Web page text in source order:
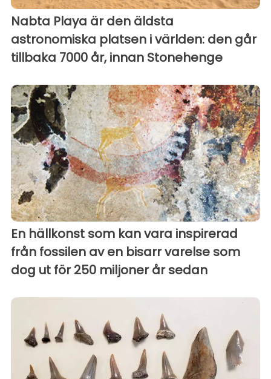
Nabta Playa är den äldsta
astronomiska platsen i världen: den går
tillbaka 7000 år, innan Stonehenge
En hällkonst som kan vara inspirerad
från fossilen av en bisarr varelse som
dog ut för 250 miljoner år sedan